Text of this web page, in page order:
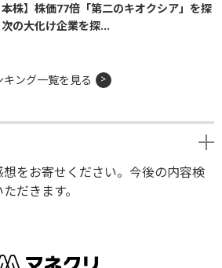
本株】株価77倍「第二のキオクシア」を探
の大化け企業を探...
キング一覧を見る
をお寄せください。今後の内容検
だきます。